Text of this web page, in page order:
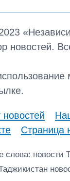
новостей.
новостей
Страница
слова: новости